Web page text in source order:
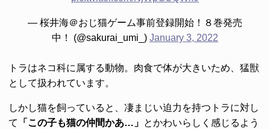
— 桜井海＠おじ猫ゲーム事前登録開始！８巻発売
中！ (@sakurai_umi_) January 3, 2022
トラはネコ科に属する動物。肉食で体が大きいため、猛獣
として扱われています。
しかし猫を飼っていると、凄まじい迫力を持つトラに対し
て
「この子も猫の仲間かあ…」 とかわいらしく感じるよう